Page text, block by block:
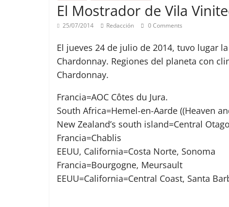
El Mostrador de Vila
25/07/2014 Redacción 0 Comments
El jueves 24 de julio de 2014, tuvo lugar
Chardonnay. Regiones del planeta con
Chardonnay.
Francia=AOC Côtes du Jura.
South Africa=Hemel-en-Aarde ((Heaven
New Zealand’s south island=Central
Francia=Chablis
EEUU, California=Costa Norte, Sonoma
Francia=Bourgogne, Meursault
EEUU=California=Central Coast, Santa